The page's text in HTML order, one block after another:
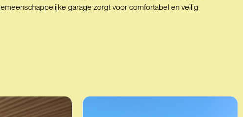
garage zorgt voor comfortabel en veilig